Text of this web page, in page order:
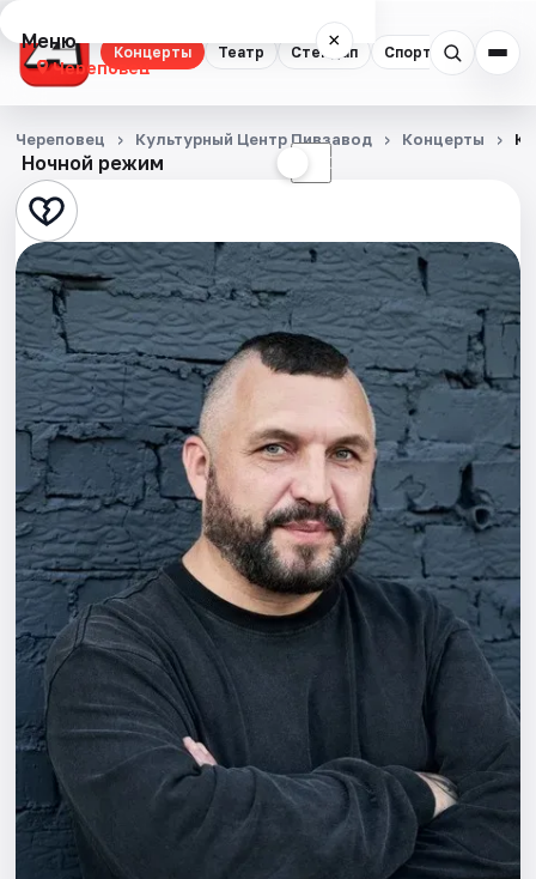
Концерты Театр Стендап Спорт
Меню ×
Череповец
Концерты
Театр
Стендап
Спорт
События
Города
Площадки
Артисты
Рейтинги
Ночной режим ☾
Череповец Культурный Центр Пивзавод Концерты